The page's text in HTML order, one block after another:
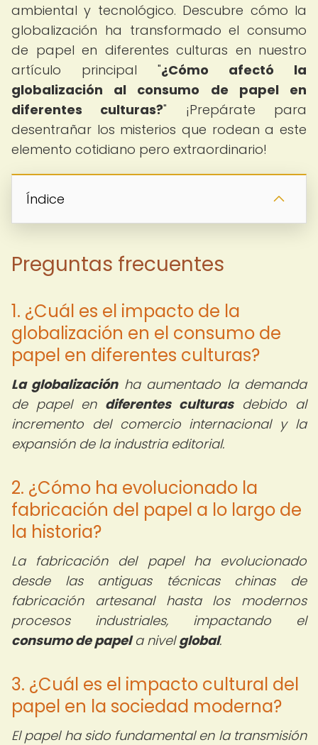
ambiental y tecnológico. Descubre cómo la
globalización ha transformado el consumo
de papel en diferentes culturas en nuestro
artículo principal "¿Cómo afectó la
globalización al consumo de papel en
diferentes culturas?" ¡Prepárate para
desentrañar los misterios que rodean a este
elemento cotidiano pero extraordinario!
Índice
Preguntas frecuentes
1. ¿Cuál es el impacto de la
globalización en el consumo de
papel en diferentes culturas?
La globalizaciónha aumentado la demanda
de papel en diferentes culturasdebido al
incremento del comercio internacional y la
expansión de la industria editorial.
2. ¿Cómo ha evolucionado la
fabricación del papel a lo largo de
la historia?
La fabricación del papel ha evolucionado
desde las antiguas técnicas chinas de
fabricación artesanal hasta los modernos
procesos industriales, impactando el
consumo de papela nivelglobal.
3. ¿Cuál es el impacto cultural del
papel en la sociedad moderna?
El papel ha sido fundamental en la transmisión